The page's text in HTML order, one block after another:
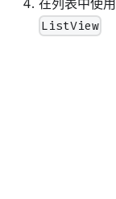
ListView